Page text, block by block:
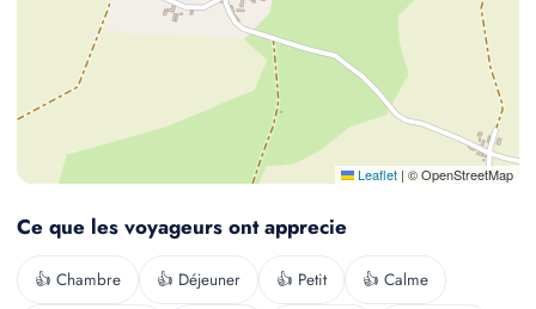
Leaflet | © OpenStreetMap
Ce que les voyageurs ont apprecie
👍 Chambre 👍 Déjeuner 👍 Petit 👍 Calme